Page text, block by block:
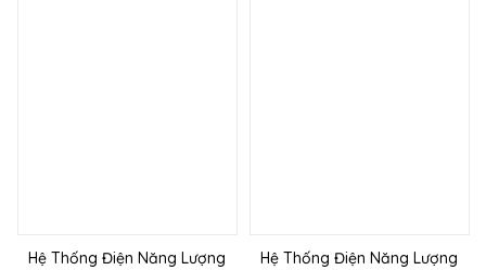
Hệ Thống Điện Năng Lượng
Hệ Thống Điện Năng Lượng